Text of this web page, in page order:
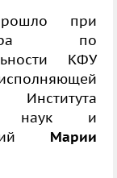
при
по
КФУ
Института
наук и
Марии